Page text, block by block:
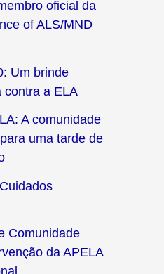
oficial da
of ALS/MND
Um brinde
contra a ELA
A comunidade
uma tarde de
Comunidade
da APELA